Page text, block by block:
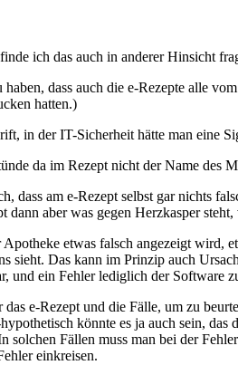
ich das auch in anderer Hinsicht
dass auch die e-Rezepte alle
hatten.)
in der IT-Sicherheit hätte man eine
da im Rezept nicht der Name
dass am e-Rezept selbst gar nichts
dann aber was gegen Herzkasper
etwas falsch angezeigt wird,
sieht. Das kann im Prinzip auch
und ein Fehler lediglich der Software
e-Rezept und die Fälle, um zu
könnte es ja auch sein,
solchen Fällen muss man bei der
einkreisen.